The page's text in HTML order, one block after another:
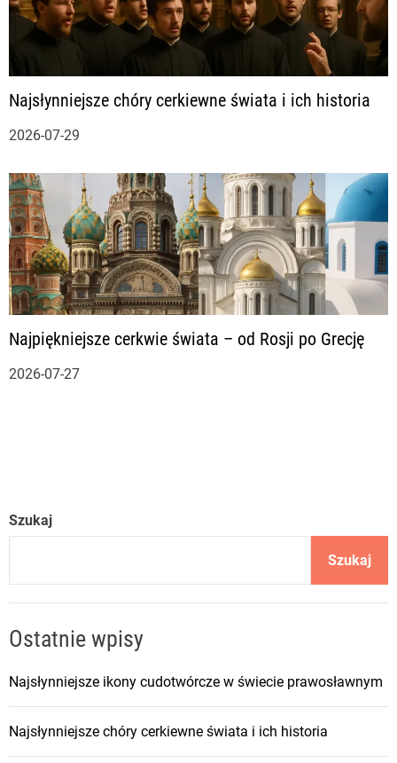
Najsłynniejsze chóry cerkiewne świata i ich historia
2026-07-29
Najpiękniejsze cerkwie świata – od Rosji po Grecję
2026-07-27
Szukaj
Szukaj
Ostatnie wpisy
Najsłynniejsze ikony cudotwórcze w świecie prawosławnym
Najsłynniejsze chóry cerkiewne świata i ich historia